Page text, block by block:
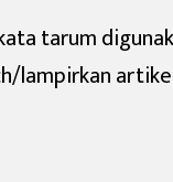
tarum
lampirkan